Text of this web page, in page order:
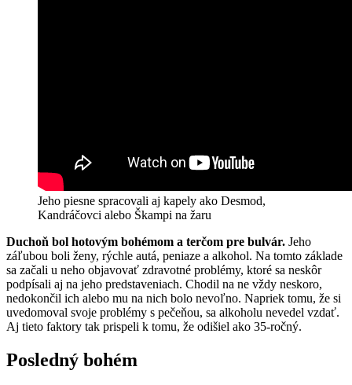
Jeho piesne spracovali aj kapely ako Desmod,
Kandráčovci alebo Škampi na žaru
Duchoň bol hotovým bohémom a terčom pre bulvár. Jeho
záľubou boli ženy, rýchle autá, peniaze a alkohol. Na tomto základe
sa začali u neho objavovať zdravotné problémy, ktoré sa neskôr
podpísali aj na jeho predstaveniach. Chodil na ne vždy neskoro,
nedokončil ich alebo mu na nich bolo nevoľno. Napriek tomu, že si
uvedomoval svoje problémy s pečeňou, sa alkoholu nevedel vzdať.
Aj tieto faktory tak prispeli k tomu, že odišiel ako 35-ročný.
Posledný bohém